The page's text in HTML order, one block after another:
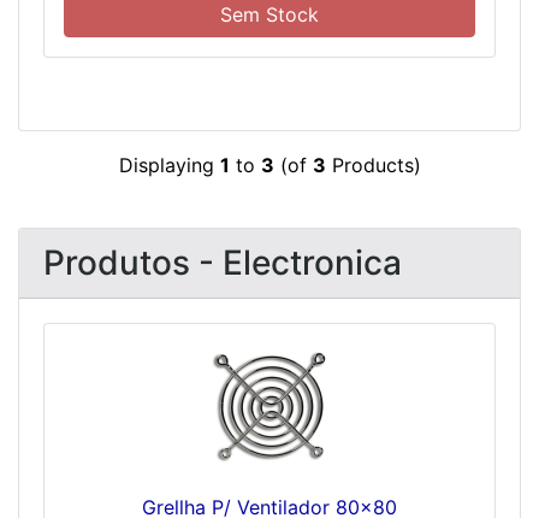
Sem Stock
Displaying 1 to 3 (of 3 Products)
Produtos - Electronica
Grellha P/ Ventilador 80x80